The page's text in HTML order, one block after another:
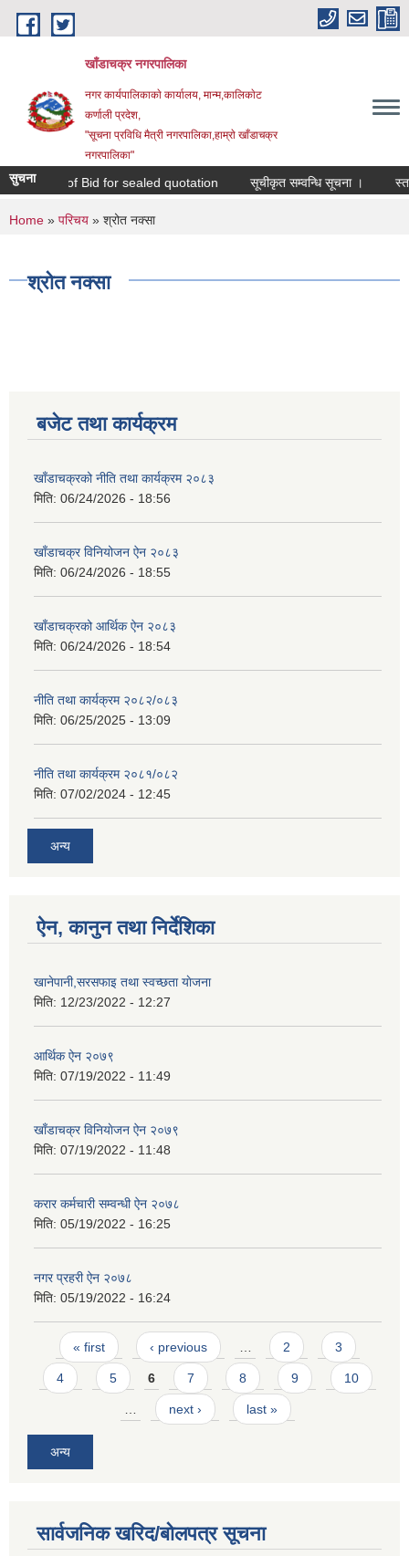
Skip to main content
खाँडाचक्र नगरपालिका
नगर कार्यपालिकाकाे कार्यालय, मान्म,कालिकाेट
क‍र्णाली प्रदेश,
"सूचना प्रविधि मैत्री नगरपालिका,हाम्राे खाँडाचक्र
नगरपालिका"
सुचना of Bid for sealed quotation सूचीकृत सम्वन्धि सूचना ।
You are here
Home » परिचय » श्रोत नक्सा
श्रोत नक्सा
बजेट तथा कार्यक्रम
खाँडाचक्रको नीति तथा कार्यक्रम २०८३
मिति: 06/24/2026 - 18:56
खाँडाचक्र विनियोजन ऐन २०८३
मिति: 06/24/2026 - 18:55
खाँडाचक्रको आर्थिक ऐन २०८३
मिति: 06/24/2026 - 18:54
नीति तथा कार्यक्रम २०८२/०८३
मिति: 06/25/2025 - 13:09
नीति तथा कार्यक्रम २०८१/०८२
मिति: 07/02/2024 - 12:45
अन्य
ऐन, कानुन तथा निर्देशिका
खानेपानी,सरसफाइ तथा स्वच्छता याेजना
मिति: 12/23/2022 - 12:27
आर्थिक ऐन २०७९
मिति: 07/19/2022 - 11:49
खाँडाचक्र विनियाेजन ऐन २०७९
मिति: 07/19/2022 - 11:48
करार कर्मचारी सम्वन्धी ऐन २०७८
मिति: 05/19/2022 - 16:25
नगर प्रहरी ऐन २०७८
मिति: 05/19/2022 - 16:24
Pages
« first ‹ previous … 2 3
4 5 6 7 8 9 10
… next › last »
अन्य
सार्वजनिक खरिद/बोलपत्र सूचना